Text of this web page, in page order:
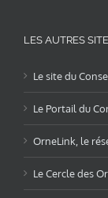
LES AUTRES
Le site du
Le Portail du
OrneLink, le
Le Cercle des